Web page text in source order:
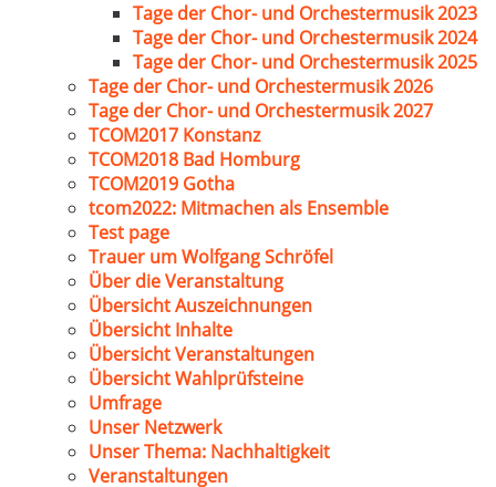
Tage der Chor- und Orchestermusik 2023
Tage der Chor- und Orchestermusik 2024
Tage der Chor- und Orchestermusik 2025
Tage der Chor- und Orchestermusik 2026
Tage der Chor- und Orchestermusik 2027
TCOM2017 Konstanz
TCOM2018 Bad Homburg
TCOM2019 Gotha
tcom2022: Mitmachen als Ensemble
Test page
Trauer um Wolfgang Schröfel
Über die Veranstaltung
Übersicht Auszeichnungen
Übersicht Inhalte
Übersicht Veranstaltungen
Übersicht Wahlprüfsteine
Umfrage
Unser Netzwerk
Unser Thema: Nachhaltigkeit
Veranstaltungen